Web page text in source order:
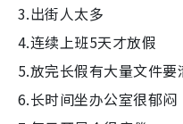
3.出街人太多
4.连续上班5天才放假
5.放完长假有大量文件要
6.长时间坐办公室很郁闷